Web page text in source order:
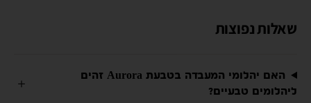
שאלות נפוצות
האם יהלומי המעבדה בטבעת Aurora זהים
ליהלומים טבעיים?